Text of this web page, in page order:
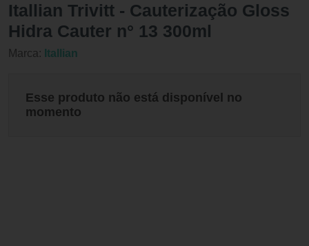
Itallian Trivitt - Cauterização Gloss
Hidra Cauter n° 13 300ml
Marca: Itallian
Esse produto não está disponível no
momento